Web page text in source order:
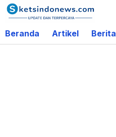
Lewati
ke
konten
Beranda Artikel Berita